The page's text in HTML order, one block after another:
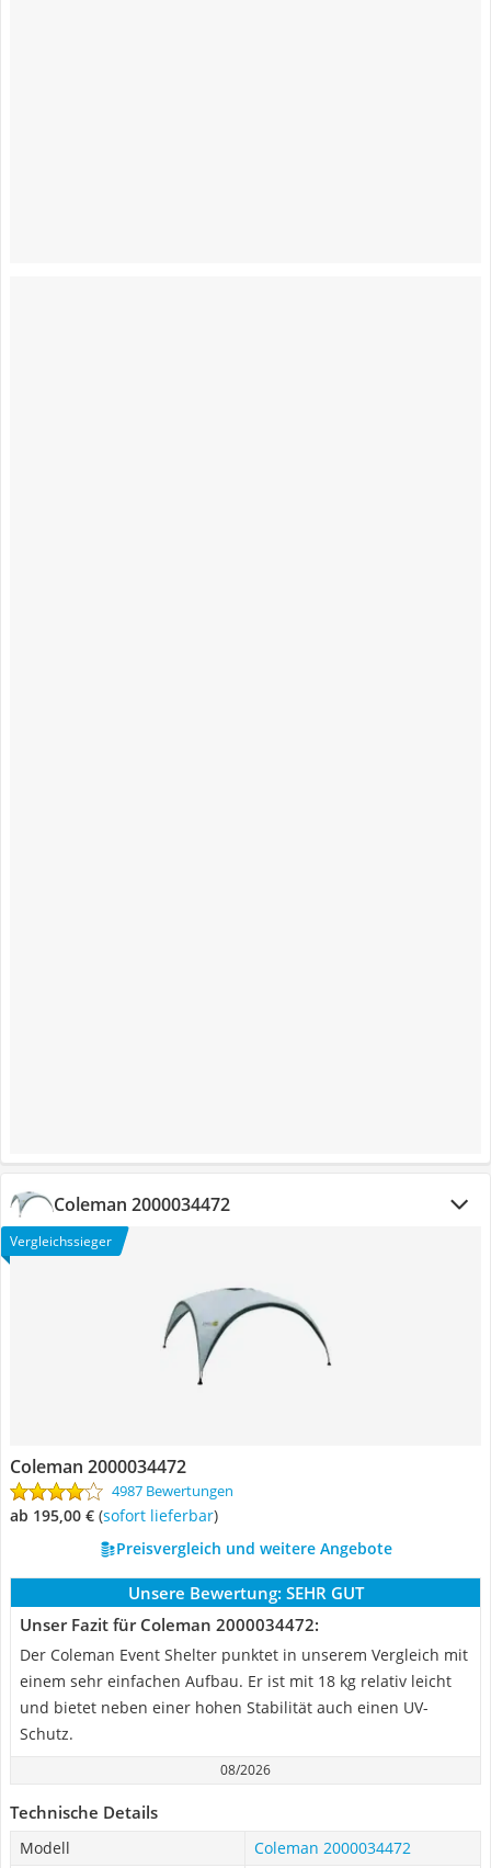
Coleman 2000034472
Vergleichssieger
Coleman 2000034472
4987 Bewertungen
ab 195,00 € ( Sofort lieferbar)
Preisvergleich und weitere Angebote
Unsere Bewertung: SEHR GUT
Unser Fazit für Coleman 2000034472:
Der Coleman Event Shelter punktet in unserem Vergleich mit
einem sehr einfachen Aufbau. Er ist mit 18 kg relativ leicht
und bietet neben einer hohen Stabilität auch einen UV-
Schutz.
08/2026
Technische Details
Modell
Coleman 2000034472